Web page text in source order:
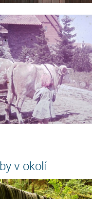
v okolí